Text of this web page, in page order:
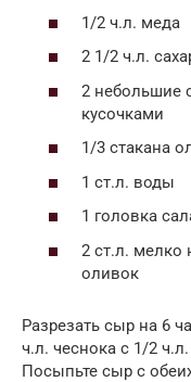
1/2 ч.л. меда
2 1/2 ч.л.
2 небольшие
кусочками
1/3 стакана
1 ст.л. воды
1 головка
2 ст.л. мелко
оливок
Разрезать сыр на 6
ч.л. чеснока с 1/2
Посыпьте сыр с